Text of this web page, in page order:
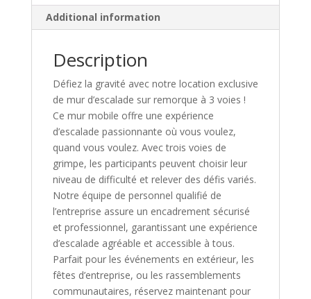
Additional information
Description
Défiez la gravité avec notre location exclusive
de mur d’escalade sur remorque à 3 voies !
Ce mur mobile offre une expérience
d’escalade passionnante où vous voulez,
quand vous voulez. Avec trois voies de
grimpe, les participants peuvent choisir leur
niveau de difficulté et relever des défis variés.
Notre équipe de personnel qualifié de
l’entreprise assure un encadrement sécurisé
et professionnel, garantissant une expérience
d’escalade agréable et accessible à tous.
Parfait pour les événements en extérieur, les
fêtes d’entreprise, ou les rassemblements
communautaires, réservez maintenant pour